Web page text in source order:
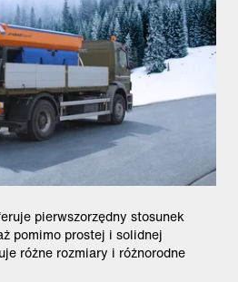
pierwszorzędny stosunek
pomimo prostej i solidnej
różne rozmiary i różnorodne